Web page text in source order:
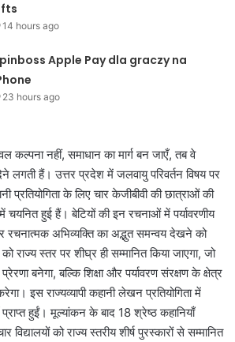
14 hours ago
Apple Pay dla graczy na
23 hours ago
कल्पना नहीं, समाधान का मार्ग बन जाएँ, तब वे
लगती हैं। उत्तर प्रदेश में जलवायु परिवर्तन विषय पर
प्रतियोगिता के लिए चार केजीबीवी की छात्राओं की
हुई हैं। बेटियों की इन रचनाओं में पर्यावरणीय
रचनात्मक अभिव्यक्ति का अद्भुत समन्वय देखने को
राज्य स्तर पर शीघ्र ही सम्मानित किया जाएगा, जो
बनेगा, बल्कि शिक्षा और पर्यावरण संरक्षण के क्षेत्र
इस राज्यव्यापी कहानी लेखन प्रतियोगिता में
हुईं। मूल्यांकन के बाद 18 श्रेष्ठ कहानियाँ
को राज्य स्तरीय शीर्ष पुरस्कारों से सम्मानित